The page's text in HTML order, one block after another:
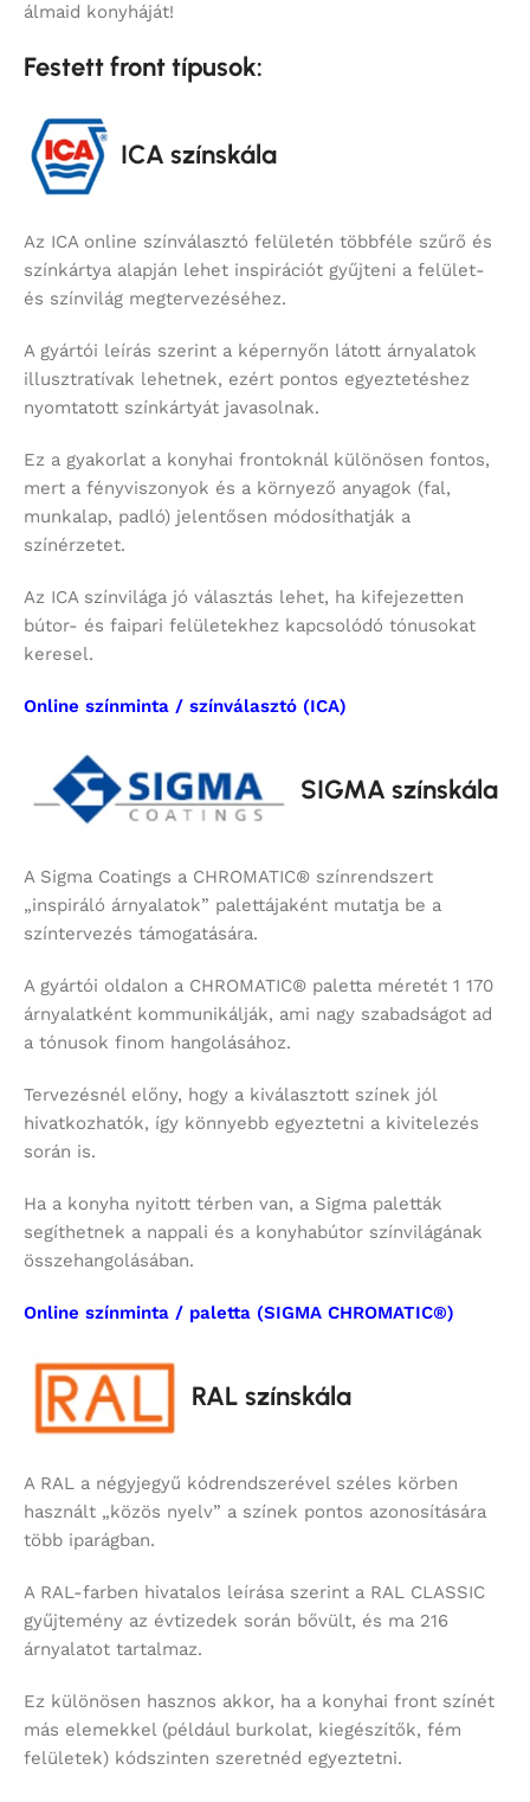
álmaid konyháját!
Festett front típusok:
ICA színskála
Az ICA online színválasztó felületén többféle szűrő és
színkártya alapján lehet inspirációt gyűjteni a felület-
és színvilág megtervezéséhez.
A gyártói leírás szerint a képernyőn látott árnyalatok
illusztratívak lehetnek, ezért pontos egyeztetéshez
nyomtatott színkártyát javasolnak.
Ez a gyakorlat a konyhai frontoknál különösen fontos,
mert a fényviszonyok és a környező anyagok (fal,
munkalap, padló) jelentősen módosíthatják a
színérzetet.
Az ICA színvilága jó választás lehet, ha kifejezetten
bútor- és faipari felületekhez kapcsolódó tónusokat
keresel.
Online színminta / színválasztó (ICA)
SIGMA színskála
A Sigma Coatings a CHROMATIC® színrendszert
„inspiráló árnyalatok” palettájaként mutatja be a
színtervezés támogatására.
A gyártói oldalon a CHROMATIC® paletta méretét 1 170
árnyalatként kommunikálják, ami nagy szabadságot ad
a tónusok finom hangolásához.
Tervezésnél előny, hogy a kiválasztott színek jól
hivatkozhatók, így könnyebb egyeztetni a kivitelezés
során is.
Ha a konyha nyitott térben van, a Sigma paletták
segíthetnek a nappali és a konyhabútor színvilágának
összehangolásában.
Online színminta / paletta (SIGMA CHROMATIC®)
RAL színskála
A RAL a négyjegyű kódrendszerével széles körben
használt „közös nyelv” a színek pontos azonosítására
több iparágban.
A RAL-farben hivatalos leírása szerint a RAL CLASSIC
gyűjtemény az évtizedek során bővült, és ma 216
árnyalatot tartalmaz.
Ez különösen hasznos akkor, ha a konyhai front színét
más elemekkel (például burkolat, kiegészítők, fém
felületek) kódszinten szeretnéd egyeztetni.